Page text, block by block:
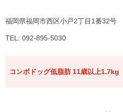
福岡県福岡市西区小戸2丁目1番32号
TEL: 092-895-5030
コンボドッグ低脂肪 11歳以上1.7kg